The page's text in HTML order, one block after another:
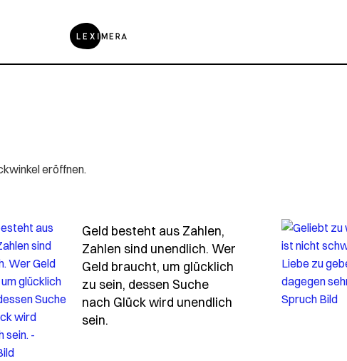
eröffnen.
auch-nur-noch-was-fuer-die-mutigen
Geld besteht aus Zahlen,
Zahlen sind unendlich. Wer
Geld braucht, um glücklich
zu sein, dessen Suche
nach Glück wird unendlich
sein.